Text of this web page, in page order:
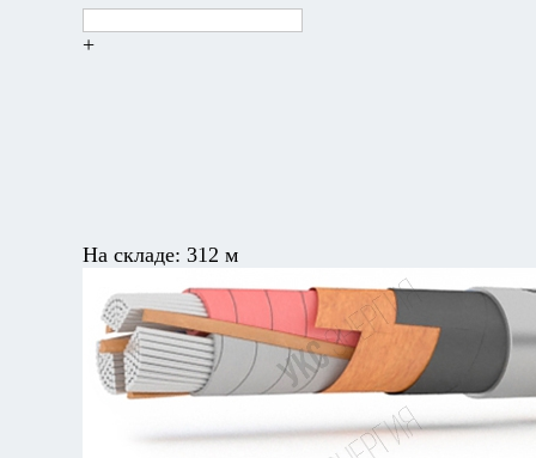
+
На складе: 312 м